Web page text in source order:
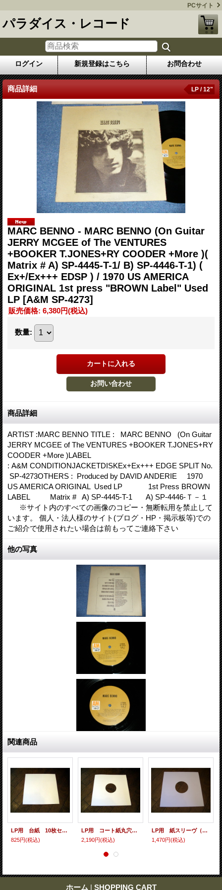
PCサイト
パラダイス・レコード
ログイン 新規登録はこちら お問合わせ
商品詳細 LP / 12"
MARC BENNO - MARC BENNO (On Guitar
JERRY MCGEE of The VENTURES
+BOOKER T.JONES+RY COODER +More )(
Matrix # A) SP-4445-T-1/ B) SP-4446-T-1) (
Ex+/Ex+++ EDSP ) / 1970 US AMERICA
ORIGINAL 1st press "BROWN Label" Used
LP [A&M SP-4273]
販売価格: 6,380円(税込)
数量:
商品詳細
ARTIST :MARC BENNO TITLE : MARC BENNO (On Guitar
JERRY MCGEE of The VENTURES +BOOKER T.JONES+RY
COODER +More )LABEL
: A&M CONDITIONJACKETDISKEx+Ex+++ EDGE SPLIT No.
SP-4273OTHERS : Produced by DAVID ANDERIE 1970
US AMERICA ORIGINAL Used LP 1st Press BROWN
LABEL Matrix # A) SP-4445-T-1 A) SP-4446-Ｔ－１
※サイト内のすべての画像のコピー・無断転用を禁止して
います。 個人・法人様のサイト(ブログ・HP・掲示板等)での
ご紹介で使用されたい場合は前もってご連絡下さい
他の写真
関連商品
LP用 台紙 10枚セット
825円(税込)
LP用 コート紙丸穴ジャケ 10枚セット
2,190円(税込)
LP用 紙スリーヴ（レギュラー 四角の角） 10枚セット
1,470円(税込)
ホーム | SHOPPING CART